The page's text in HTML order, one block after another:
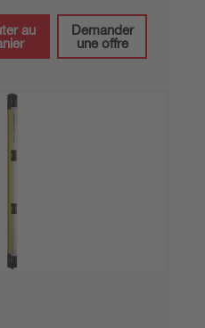
au
Demander
une offre